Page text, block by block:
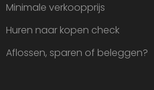
Minimale verkoopprijs
Huren naar kopen check
Aflossen, sparen of beleggen?